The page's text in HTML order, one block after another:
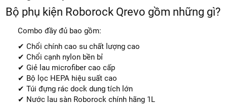
Bộ phụ kiện Roborock Qrevo gồm những gì?
Combo đầy đủ bao gồm:
✔ Chổi chính cao su chất lượng cao
✔ Chổi cạnh nylon bền bỉ
✔ Giẻ lau microfiber cao cấp
✔ Bộ lọc HEPA hiệu suất cao
✔ Túi đựng rác dock dung tích lớn
✔ Nước lau sàn Roborock chính hãng 1L